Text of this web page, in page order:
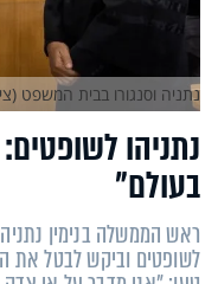
נתניהו
בעולם"
ראש הממשלה בנימין
לשופטים וביקש לבטל את
נתניה וסנגורו בבית המשפט